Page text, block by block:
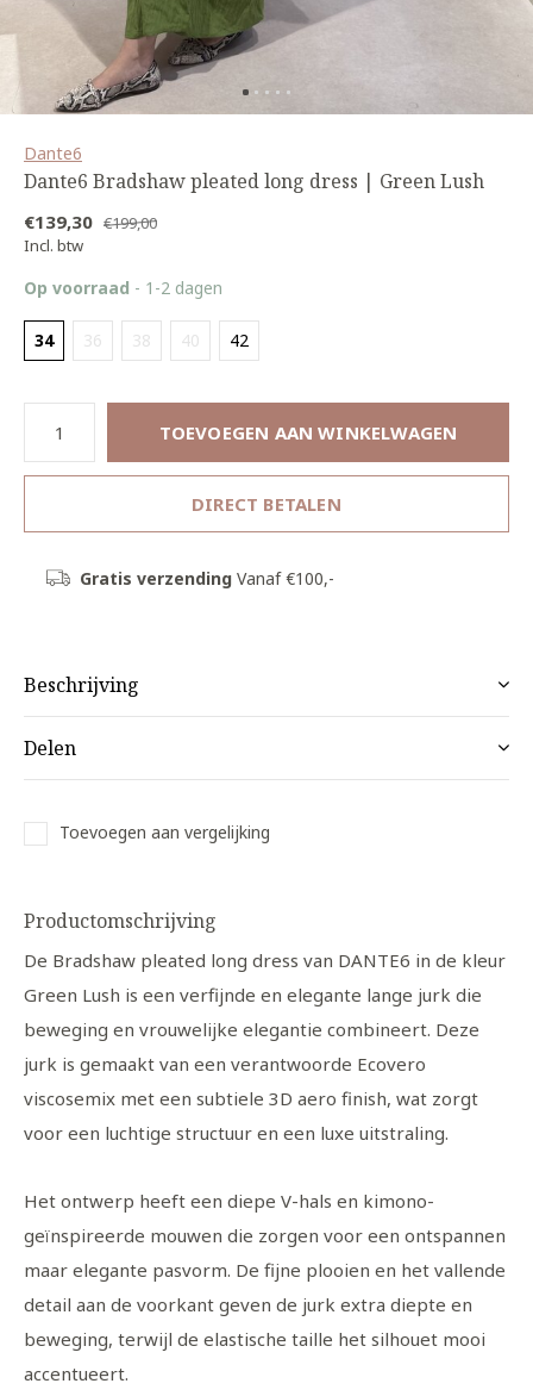
Dante6
Dante6 Bradshaw pleated long dress | Green Lush
€139,30 €199,00
Incl. btw
Op voorraad - 1-2 dagen
34 36 38 40 42
TOEVOEGEN AAN WINKELWAGEN
DIRECT BETALEN
Gratis verzendingVanaf €100,-
Beschrijving
Delen
Toevoegen aan vergelijking
Productomschrijving
De Bradshaw pleated long dress van DANTE6 in de kleur
Green Lush is een verfijnde en elegante lange jurk die
beweging en vrouwelijke elegantie combineert. Deze
jurk is gemaakt van een verantwoorde Ecovero
viscosemix met een subtiele 3D aero finish, wat zorgt
voor een luchtige structuur en een luxe uitstraling.
Het ontwerp heeft een diepe V-hals en kimono-
geïnspireerde mouwen die zorgen voor een ontspannen
maar elegante pasvorm. De fijne plooien en het vallende
detail aan de voorkant geven de jurk extra diepte en
beweging, terwijl de elastische taille het silhouet mooi
accentueert.